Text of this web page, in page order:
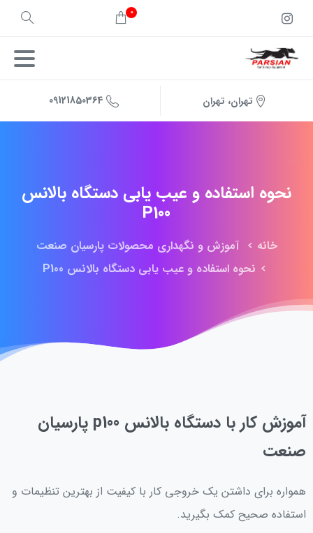
0
تهران، تهران 09121850364
نحوه استفاده و عیب یابی دستگاه بالانس
P100
خانه
آموزش و نگهداری محصولات پارسیان صنعت
نحوه استفاده و عیب یابی دستگاه بالانس P100
آموزش کار با دستگاه بالانس p100 پارسیان
صنعت
همواره برای داشتن یک خروجی کار با کیفیت از بهترین تنظیمات و
استفاده صحیح کمک بگیرید.